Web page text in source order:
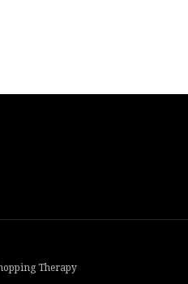
Therapy